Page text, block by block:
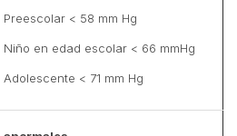
Preescolar < 58 mm Hg
Niño en edad escolar < 66 mmHg
Adolescente < 71 mm Hg